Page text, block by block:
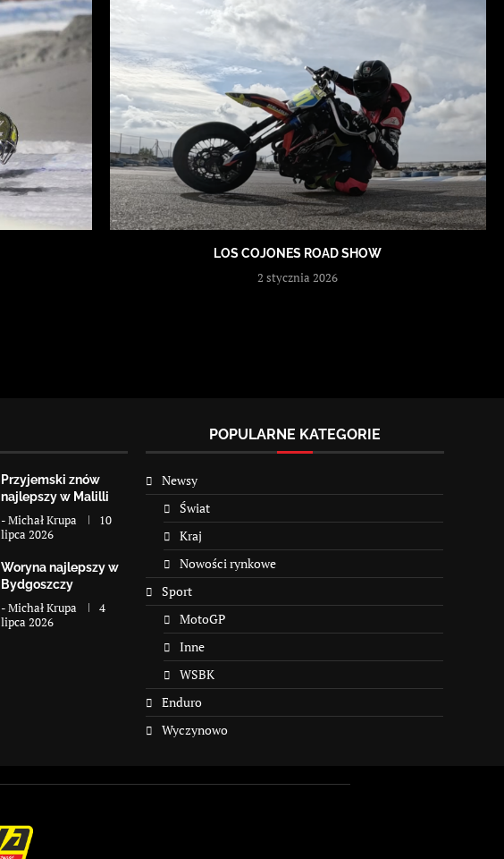
LOS COJONES ROAD SHOW
2 stycznia 2026
Przyjemski znów
najlepszy w Malilli
-Michał Krupa
10
lipca 2026
Woryna najlepszy w
Bydgoszczy
-Michał Krupa
4
lipca 2026
POPULARNE KATEGORIE
Newsy
Świat
Kraj
Nowości rynkowe
Sport
MotoGP
Inne
WSBK
Enduro
Wyczynowo